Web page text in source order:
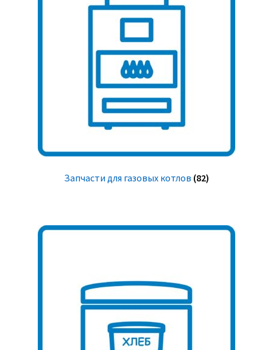
Запчасти для газовых котлов (82)